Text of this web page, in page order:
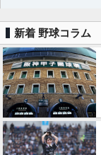
新着 野球コラム